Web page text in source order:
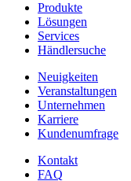
Produkte
Lösungen
Services
Händlersuche
Neuigkeiten
Veranstaltungen
Unternehmen
Karriere
Kundenumfrage
Kontakt
FAQ